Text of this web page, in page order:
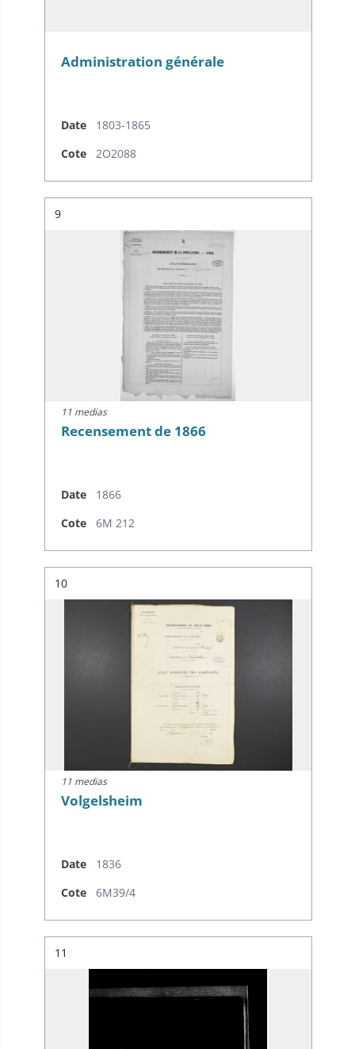
Administration générale
Date
1803-1865
Cote
2O2088
Résultat n°
9
11 medias
Recensement de 1866
Date
1866
Cote
6M 212
Résultat n°
10
11 medias
Volgelsheim
Date
1836
Cote
6M39/4
Résultat n°
11